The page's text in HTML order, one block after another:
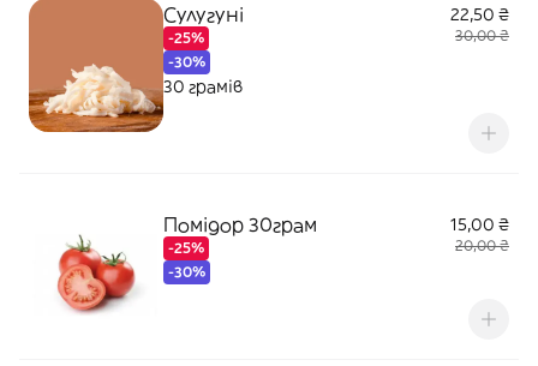
Сулугуні
-25%
-30%
22,50 ₴
30,00 ₴
30 грамів
Помідор 30грам
-25%
-30%
15,00 ₴
20,00 ₴